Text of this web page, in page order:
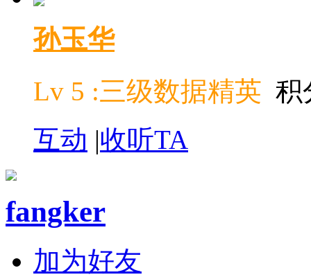
孙玉华
Lv 5 :三级数据精英 积
互动 |收听TA
fangker
加为好友